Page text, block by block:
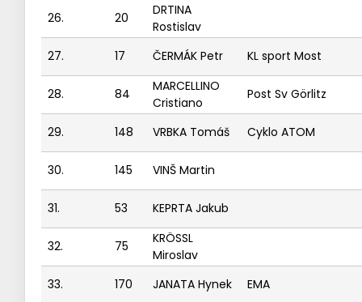
26. 20
DRTINA
Rostislav
27.
17 ČERMÁK Petr KL sport Most
28. 84
MARCELLINO
Cristiano
Post Sv Görlitz
29. 148 VRBKA Tomáš Cyklo ATOM
30. 145 VINŠ Martin
31. 53 KEPRTA Jakub
32. 75
KRÖSSL
Miroslav
33.
170 JANATA Hynek EMA